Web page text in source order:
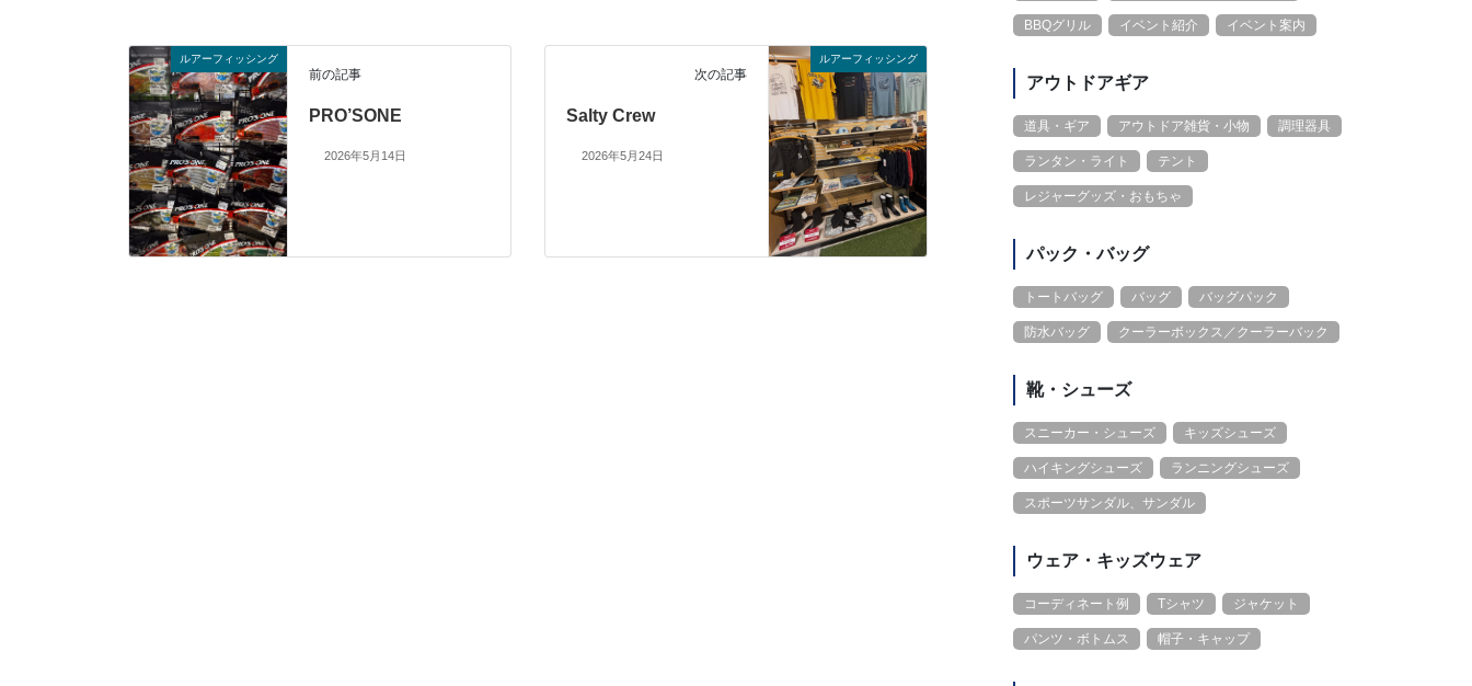
ルアーフィッシング
前の記事
PRO’SONE
2026年5月14日
ルアーフィッシング
次の記事
Salty Crew
2026年5月24日
BBQグリル イベント紹介 イベント案内
アウトドアギア
道具・ギア アウトドア雑貨・小物 調理器具
ランタン・ライト テント
レジャーグッズ・おもちゃ
パック・バッグ
トートバッグ バッグ バッグパック
防水バッグ クーラーボックス／クーラーバック
靴・シューズ
スニーカー・シューズ キッズシューズ
ハイキングシューズ ランニングシューズ
スポーツサンダル、サンダル
ウェア・キッズウェア
コーディネート例 Tシャツ ジャケット
パンツ・ボトムス 帽子・キャップ